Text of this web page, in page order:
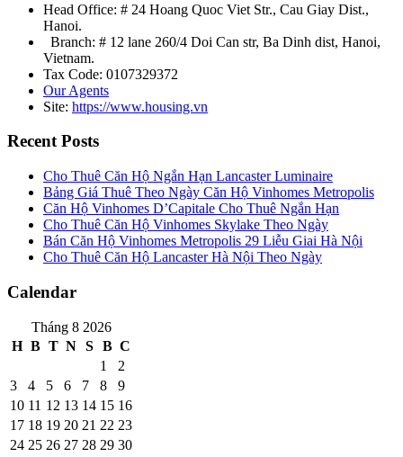
Head Office: # 24 Hoang Quoc Viet Str., Cau Giay Dist.,
Hanoi.
Branch: # 12 lane 260/4 Doi Can str, Ba Dinh dist, Hanoi,
Vietnam.
Tax Code: 0107329372
Our Agents
Site: https://www.housing.vn
Recent Posts
Cho Thuê Căn Hộ Ngắn Hạn Lancaster Luminaire
Bảng Giá Thuê Theo Ngày Căn Hộ Vinhomes Metropolis
Căn Hộ Vinhomes D’Capitale Cho Thuê Ngắn Hạn
Cho Thuê Căn Hộ Vinhomes Skylake Theo Ngày
Bán Căn Hộ Vinhomes Metropolis 29 Liễu Giai Hà Nội
Cho Thuê Căn Hộ Lancaster Hà Nội Theo Ngày
Calendar
Tháng 8 2026
H B T N S B C
1
2
3
4 5 6 7 8
9
10 11 12 13 14 15 16
17 18 19 20 21 22 23
24 25 26 27 28 29 30